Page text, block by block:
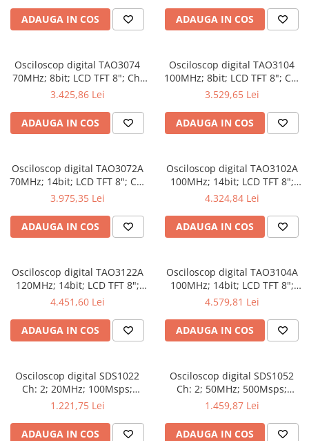
ADAUGA IN COS ADAUGA IN COS
Osciloscop digital TAO3074
70MHz; 8bit; LCD TFT 8"; Ch:
4; 1Gsps; 40Mpts compatibil
3.425,86 Lei
ADAUGA IN COS
Osciloscop digital TAO3104
100MHz; 8bit; LCD TFT 8"; Ch:
4; 1Gsps; 40Mpts inclus in
3.529,65 Lei
ADAUGA IN COS
Osciloscop digital TAO3072A
70MHz; 14bit; LCD TFT 8"; Ch:
2; 1Gsps; 40Mpts dotat cu
3.975,35 Lei
ADAUGA IN COS
Osciloscop digital TAO3102A
100MHz; 14bit; LCD TFT 8";
Ch: 2; 1Gsps; 40Mpts dotat cu
4.324,84 Lei
ADAUGA IN COS
Osciloscop digital TAO3122A
120MHz; 14bit; LCD TFT 8";
Ch: 2; 1Gsps; 40Mpts integrat
4.451,60 Lei
ADAUGA IN COS
Osciloscop digital TAO3104A
100MHz; 14bit; LCD TFT 8";
Ch: 4; 1Gsps; 40Mpts care
4.579,81 Lei
ADAUGA IN COS
Osciloscop digital SDS1022
Ch: 2; 20MHz; 100Msps;
10kpts; LCD 7"S; 15W care
avansat
1.221,75 Lei
ADAUGA IN COS
Osciloscop digital SDS1052
Ch: 2; 50MHz; 500Msps;
10kpts; LCD 7"S; ≤7ns avand
1.459,87 Lei
ADAUGA IN COS